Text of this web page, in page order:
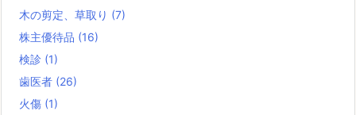
木の剪定、草取り (7)
株主優待品 (16)
検診 (1)
歯医者 (26)
火傷 (1)